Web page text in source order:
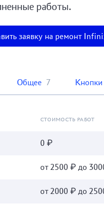
работы.
заявку на ремонт
Общее 7
СТОИМОСТЬ РАБОТ
0 ₽
от 2500 ₽ до
от 2000 ₽ до